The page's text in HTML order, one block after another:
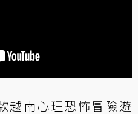
越南心理恐怖冒險遊